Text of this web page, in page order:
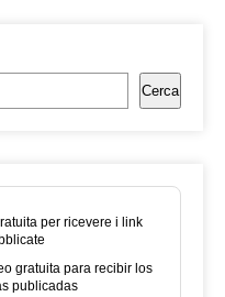
Cerca
per ricevere i link
gratuita para recibir los
publicadas